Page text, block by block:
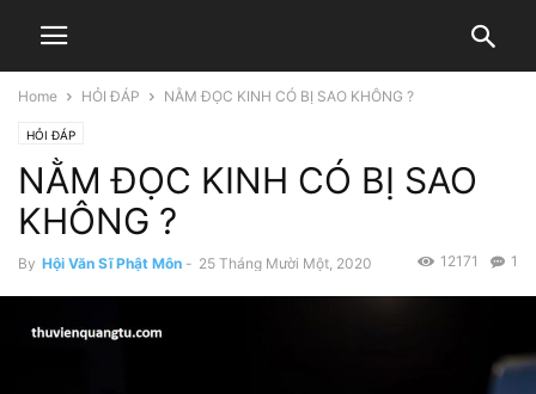
Home HỎI ĐÁP NẰM ĐỌC KINH CÓ BỊ SAO KHÔNG ?
HỎI ĐÁP
NẰM ĐỌC KINH CÓ BỊ SAO
KHÔNG ?
By Hội Văn Sĩ Phật Môn - 25 Tháng Mười Một, 2020 1
12171